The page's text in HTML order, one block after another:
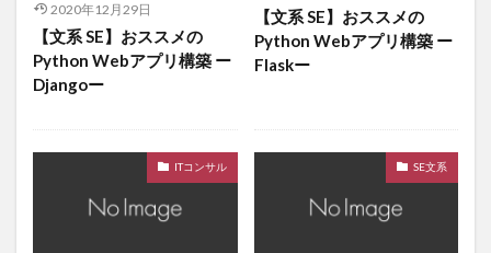
2020年12月29日
【文系 SE】おススメの
Python Webアプリ構築 ー
Djangoー
【文系 SE】おススメの
Python Webアプリ構築 ー
Flaskー
ITコンサル SE文系